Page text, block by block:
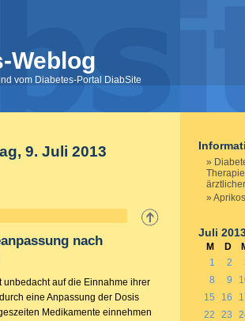
Weblog
vom Diabetes-Portal DiabSite
9. Juli 2013
nach
auf die Einnahme ihrer
eine Anpassung der Dosis
Medikamente einnehmen
Juli
M D
1
2
8
9
15
16
22
23